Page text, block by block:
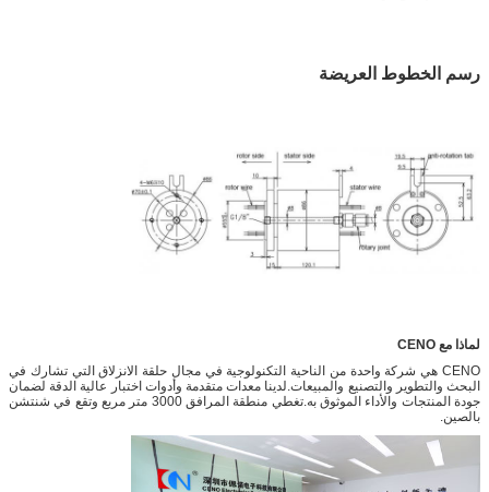
رسم الخطوط العريضة
لماذا مع CENO
CENO هي شركة واحدة من الناحية التكنولوجية في مجال حلقة الانزلاق التي تشارك في
البحث والتطوير والتصنيع والمبيعات.لدينا معدات متقدمة وأدوات اختبار عالية الدقة لضمان
جودة المنتجات والأداء الموثوق به.تغطي منطقة المرافق 3000 متر مربع وتقع في شنتشن
بالصين.